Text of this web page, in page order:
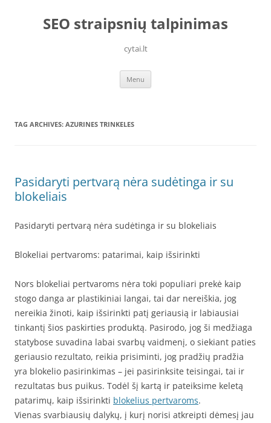
contentSEO straipsnių talpinimas
cytai.lt
Menu
TAG ARCHIVES: AZURINES TRINKELES
Pasidaryti pertvarą nėra sudėtinga ir su
blokeliais
Pasidaryti pertvarą nėra sudėtinga ir su blokeliais
Blokeliai pertvaroms: patarimai, kaip išsirinkti
Nors blokeliai pertvaroms nėra toki populiari prekė kaip
stogo danga ar plastikiniai langai, tai dar nereiškia, jog
nereikia žinoti, kaip išsirinkti patį geriausią ir labiausiai
tinkantį šios paskirties produktą. Pasirodo, jog ši medžiaga
statybose suvadina labai svarbų vaidmenį, o siekiant paties
geriausio rezultato, reikia prisiminti, jog pradžių pradžia
yra blokelio pasirinkimas – jei pasirinksite teisingai, tai ir
rezultatas bus puikus. Todėl šį kartą ir pateiksime keletą
patarimų, kaip išsirinkti blokelius pertvaroms.
Vienas svarbiausių dalykų, į kurį norisi atkreipti dėmesį jau